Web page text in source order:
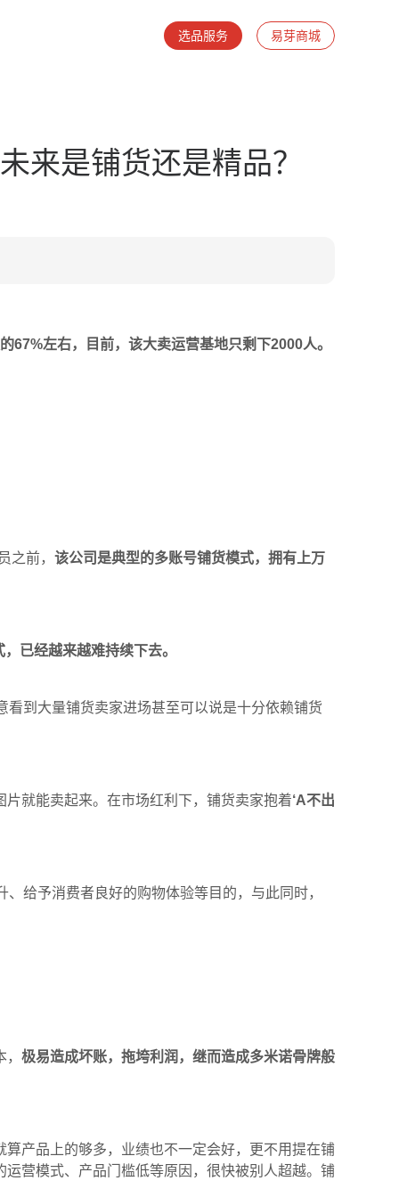
选品服务 易芽商城
来是铺货还是精品？
67%左右，目前， 该大卖运营基地只剩下2000人。
之前， 该公司 是典型的多账号铺货模式， 拥有 上万
已经越来越难持续下去。
看到大量铺货卖家进场甚至可以说是十分依赖铺货
片就能卖起来。 在市场红利 下， 铺货卖家抱着‘A不出
、 给予消费者良好的购物体验等目的 ， 与此同时，
极易造成坏账，拖垮利润 ，继而造成多米诺骨牌般
算产品上的够多，业绩也不一定会好，
更不用提在铺
运营模式、 产品门槛低等原因 ， 很快被别人超越。 铺